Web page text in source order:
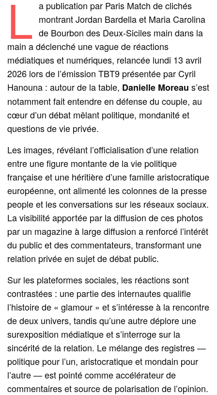
L a publication par Paris Match de clichés
montrant Jordan Bardella et Maria Carolina
de Bourbon des Deux-Siciles main dans la
main a déclenché une vague de réactions
médiatiques et numériques, relancée lundi 13 avril
2026 lors de l’émission TBT9 présentée par Cyril
Hanouna : autour de la table, Danielle Moreau s’est
notamment fait entendre en défense du couple, au
cœur d’un débat mêlant politique, mondanité et
questions de vie privée.
Les images, révélant l’officialisation d’une relation
entre une figure montante de la vie politique
française et une héritière d’une famille aristocratique
européenne, ont alimenté les colonnes de la presse
people et les conversations sur les réseaux sociaux.
La visibilité apportée par la diffusion de ces photos
par un magazine à large diffusion a renforcé l’intérêt
du public et des commentateurs, transformant une
relation privée en sujet de débat public.
Sur les plateformes sociales, les réactions sont
contrastées : une partie des internautes qualifie
l’histoire de « glamour » et s’intéresse à la rencontre
de deux univers, tandis qu’une autre déplore une
surexposition médiatique et s’interroge sur la
sincérité de la relation. Le mélange des registres —
politique pour l’un, aristocratique et mondain pour
l’autre — est pointé comme accélérateur de
commentaires et source de polarisation de l’opinion.